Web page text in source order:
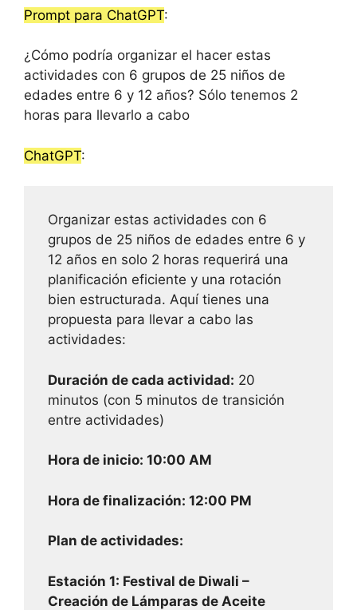
Prompt para ChatGPT:
¿Cómo podría organizar el hacer estas
actividades con 6 grupos de 25 niños de
edades entre 6 y 12 años? Sólo tenemos 2
horas para llevarlo a cabo
ChatGPT:
Organizar estas actividades con 6
grupos de 25 niños de edades entre 6 y
12 años en solo 2 horas requerirá una
planificación eficiente y una rotación
bien estructurada. Aquí tienes una
propuesta para llevar a cabo las
actividades:
Duración de cada actividad: 20
minutos (con 5 minutos de transición
entre actividades)
Hora de inicio: 10:00 AM
Hora de finalización: 12:00 PM
Plan de actividades:
Estación 1: Festival de Diwali –
Creación de Lámparas de Aceite